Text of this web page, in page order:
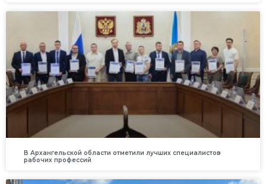
В Архангельской области отметили лучших специалистов
рабочих профессий